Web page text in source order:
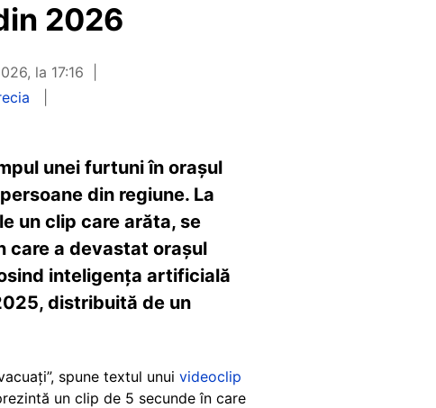
2026
la 17:16
unei furtuni în orașul
din regiune. La
un clip care arăta, se
care a devastat orașul
inteligența artificială
distribuită de un
spune textul unui videoclip
un clip de 5 secunde în care